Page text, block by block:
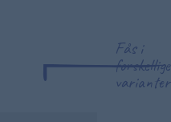
Fås i
forskellige
varianter